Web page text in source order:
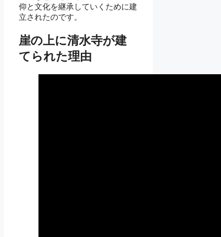
仰と文化を継承していくために建
立されたのです。
崖の上に清水寺が建
てられた理由